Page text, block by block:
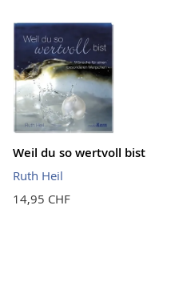
Weil du so wertvoll bist
Ruth Heil
14,95 CHF